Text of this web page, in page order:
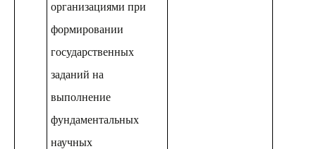
организациями при
формировании
государственных
заданий на
выполнение
фундаментальных
научных